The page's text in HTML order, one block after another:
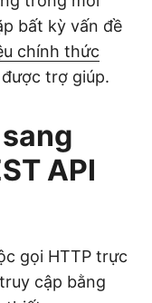
bất kỳ vấn đề
chính thức
trợ giúp.
API
gọi HTTP trực
cập bằng